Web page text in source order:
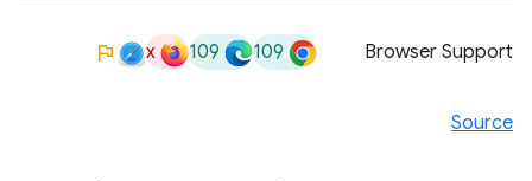
Browser Support
109
109
x
Source